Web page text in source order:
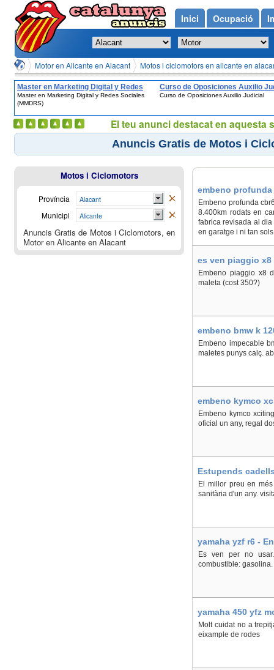
Motor en Alicante en Alacant Motos i ciclomotors en alicante en
Master en Marketing Digital y Redes
Sociales (MMDRS)
Master en Marketing Digital y Redes Sociales
(MMDRS)
Curso de Oposiciones Auxilio
Curso de Oposiciones Auxilio Judicial
Anuncis Gratis de Motos i
embeno
Embeno profunda
8.400km rodats en
fabrica revisada al
en garatge i ni tan
es ven piaggio x8
Embeno piaggio x8
maleta (cost 350?)
embeno bmw k
Embeno impecable
maletes punys calç.
embeno kymco
Embeno kymco
oficial un any, regal
Estupends
El millor preu en
sanitària d'un any.
yamaha yzf r6 -
Es ven per no
combustible:
yamaha 450 yfz
Molt cuidat no a
eixample de rodes
Motos i Ciclomotors
Província Alacant
Municipi Alicante
Anuncis Gratis de Motos i Ciclomotors, en
Motor en Alicante en Alacant
Inici Ocupació
El teu anunci destacat en aquesta